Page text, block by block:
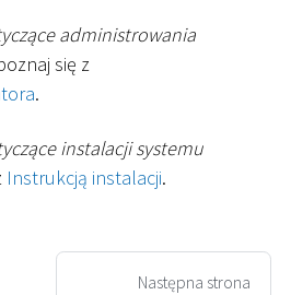
administrowania
się z
.
instalacji systemu
Instrukcją instalacji.
Następna strona